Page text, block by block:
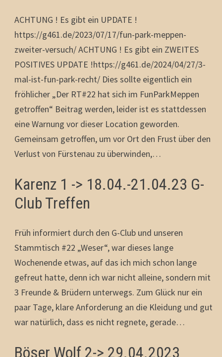
ACHTUNG ! Es gibt ein UPDATE !
https://g461.de/2023/07/17/fun-park-meppen-
zweiter-versuch/ ACHTUNG ! Es gibt ein ZWEITES
POSITIVES UPDATE !https://g461.de/2024/04/27/3-
mal-ist-fun-park-recht/ Dies sollte eigentlich ein
fröhlicher „Der RT#22 hat sich im FunParkMeppen
getroffen“ Beitrag werden, leider ist es stattdessen
eine Warnung vor dieser Location geworden.
Gemeinsam getroffen, um vor Ort den Frust über den
Verlust von Fürstenau zu überwinden,…
Karenz 1 -> 18.04.-21.04.23 G-
Club Treffen
Früh informiert durch den G-Club und unseren
Stammtisch #22 „Weser“, war dieses lange
Wochenende etwas, auf das ich mich schon lange
gefreut hatte, denn ich war nicht alleine, sondern mit
3 Freunde & Brüdern unterwegs. Zum Glück nur ein
paar Tage, klare Anforderung an die Kleidung und gut
war natürlich, dass es nicht regnete, gerade…
Böser Wolf 2-> 29.04.2023